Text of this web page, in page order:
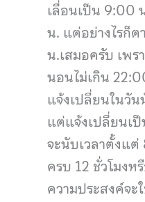
เลื่อนเป็น 9:00
น. แต่อย่างไรก็
น.เสมอครับ เพ
นอนไม่เกิน
แจ้งเปลี่ยนในวั
แต่แจ้งเปลี่ยนเ
จะนับเวลาตั้งแ
ครบ 12 ชั่วโมงห
ความประสงค์จะ